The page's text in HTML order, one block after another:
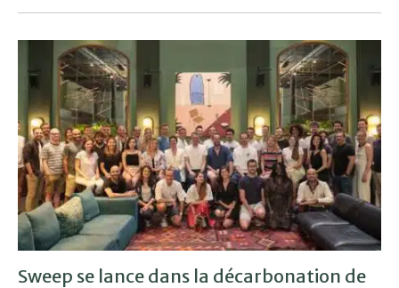
Sweep se lance dans la décarbonation de